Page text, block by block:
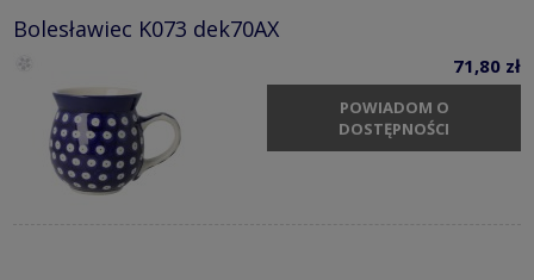
Bolesławiec K073 dek70AX
71,80 zł
POWIADOM O
DOSTĘPNOŚCI